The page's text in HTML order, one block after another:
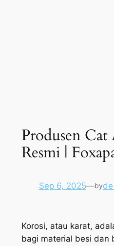
Produsen
Resmi |
Sep 6, 2025—by
Korosi, atau karat,
bagi material besi dan